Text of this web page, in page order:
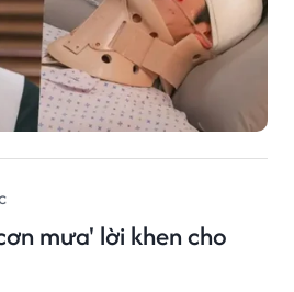
mưa' lời khen cho